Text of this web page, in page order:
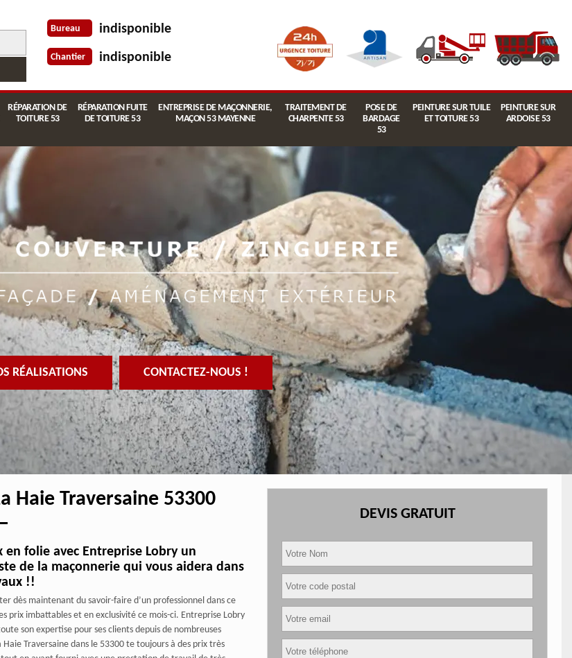
Bureau indisponible
Chantier indisponible
RÉPARATION DE
TOITURE 53
RÉPARATION FUITE
DE TOITURE 53
ENTREPRISE DE MAÇONNERIE,
MAÇON 53 MAYENNE
TRAITEMENT DE
CHARPENTE 53
POSE DE
BARDAGE
53
PEINTURE SUR TUILE
ET TOITURE 53
PEINTURE SUR
ARDOISE 53
RÉALISATIONS CONTACTEZ-NOUS !
Haie Traversaine 53300
en folie avec Entreprise Lobry un
de la maçonnerie qui vous aidera dans
!!
dès maintenant du savoir-faire d’un professionnel dans ce
prix imbattables et en exclusivité ce mois-ci. Entreprise Lobry
son expertise pour ses clients depuis de nombreuses
Haie Traversaine dans le 53300 te toujours à des prix très
DEVIS GRATUIT